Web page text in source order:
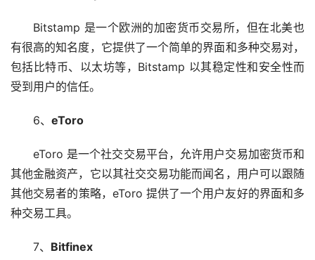
Bitstamp 是一个欧洲的加密货币交易所，但在北美也
有很高的知名度，它提供了一个简单的界面和多种交易对，
包括比特币、以太坊等，Bitstamp 以其稳定性和安全性而
受到用户的信任。
6、 eToro
eToro 是一个社交交易平台，允许用户交易加密货币和
其他金融资产，它以其社交交易功能而闻名，用户可以跟随
其他交易者的策略，eToro 提供了一个用户友好的界面和多
种交易工具。
7、 Bitfinex